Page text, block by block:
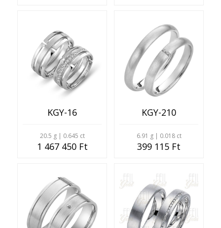
KGY-16
20.5 g | 0.645 ct
1 467 450 Ft
KGY-210
6.91 g | 0.018 ct
399 115 Ft